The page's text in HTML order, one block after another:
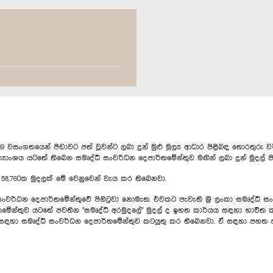
පීඩාවට පත් වූවන්ට ලබා දුන් මුළු මූල්‍ය ආධාර පිළිබඳ තොරතුරු
යටතේ තිබෙන සමෘද්ධි සංවර්ධන දෙපාර්තමේන්තුව මඟින් ලබා දුන් මුදල්
මුදලක් මේ වෙනුවෙන් වැය කර තිබෙනවා.
දෙපාර්තමේන්තුවේ පිහිටුවා නොමැත. එවකට පැවැති ශ්‍රී ලංකා සමෘද්ධි
යටතේ පවතින "සමෘද්ධි අරමුදලේ" මුදල් ද ඉහත කාර්යය සඳහා භාවිත
සමෘද්ධි සංවර්ධන දෙපාර්තමේන්තුව කටයුතු කර තිබෙනවා. ඒ සඳහා පහත